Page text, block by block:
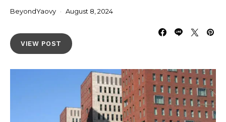
BeyondYaovy August 8, 2024
VIEW POST